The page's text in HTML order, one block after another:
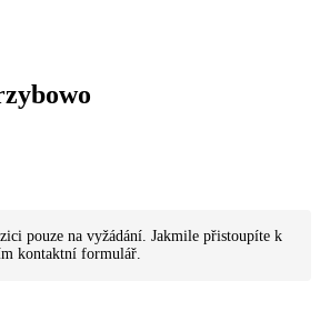
pouze na vyžádání. Jakmile přistoupíte k
kontaktní formulář.